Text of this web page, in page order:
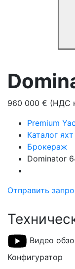
960 000 € (НДС
Premium
Каталог яхт
Брокераж
Dominator
Отправить
Видео
Конфигуратор